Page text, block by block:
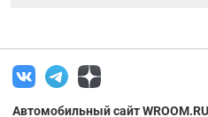
Автомобильный сайт WROOM.RU